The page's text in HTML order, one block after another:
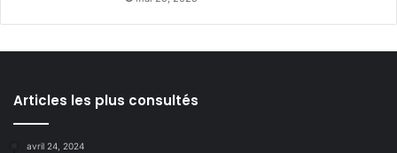
Articles les plus consultés
avril 24, 2024